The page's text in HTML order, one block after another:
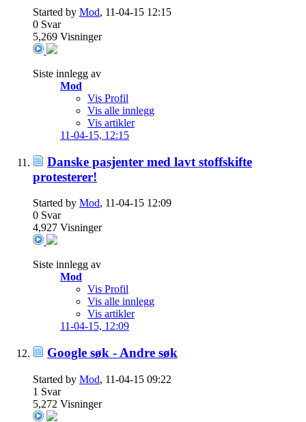
Started by Mod, 11-04-15 12:15
0 Svar
5,269 Visninger
Siste innlegg av
Mod
Vis Profil
Vis alle innlegg
Vis artikler
11-04-15, 12:15
Danske pasjenter med lavt stoffskifte
protesterer!
Started by Mod, 11-04-15 12:09
0 Svar
4,927 Visninger
Siste innlegg av
Mod
Vis Profil
Vis alle innlegg
Vis artikler
11-04-15, 12:09
Google søk - Andre søk
Started by Mod, 11-04-15 09:22
1 Svar
5,272 Visninger